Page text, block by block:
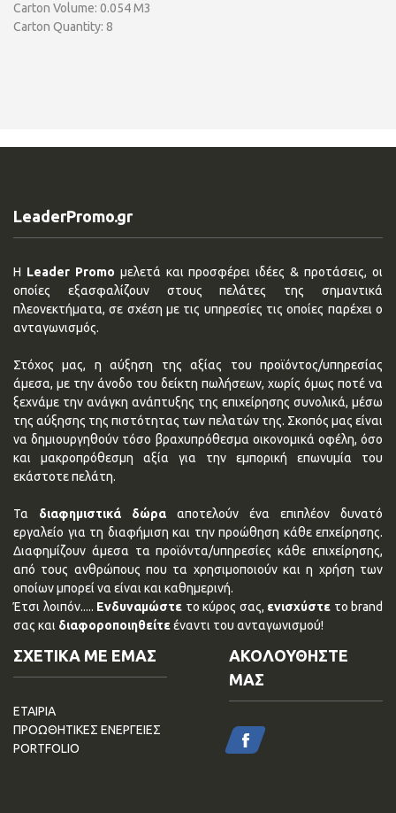
Carton Volume: 0.054 M3
Carton Quantity: 8
LeaderPromo.gr
Η Leader Promo μελετά και προσφέρει ιδέες & προτάσεις, οι
οποίες εξασφαλίζουν στους πελάτες της σημαντικά
πλεονεκτήματα, σε σχέση με τις υπηρεσίες τις οποίες παρέχει ο
ανταγωνισμός.
Στόχος μας, η αύξηση της αξίας του προϊόντος/υπηρεσίας
άμεσα, με την άνοδο του δείκτη πωλήσεων, χωρίς όμως ποτέ να
ξεχνάμε την ανάγκη ανάπτυξης της επιχείρησης συνολικά, μέσω
της αύξησης της πιστότητας των πελατών της. Σκοπός μας είναι
να δημιουργηθούν τόσο βραχυπρόθεσμα οικονομικά οφέλη, όσο
και μακροπρόθεσμη αξία για την εμπορική επωνυμία του
εκάστοτε πελάτη.
Τα διαφημιστικά δώρα αποτελούν ένα επιπλέον δυνατό
εργαλείο για τη διαφήμιση και την προώθηση κάθε επχείρησης.
Διαφημίζουν άμεσα τα προϊόντα/υπηρεσίες κάθε επιχείρησης,
από τους ανθρώπους που τα χρησιμοποιούν και η χρήση των
οποίων μπορεί να είναι και καθημερινή.
Έτσι λοιπόν..... Ενδυναμώστε το κύρος σας, ενισχύστε το brand
σας και διαφοροποιηθείτεέναντι του ανταγωνισμού!
ΣΧΕΤΙΚΑ ΜΕ ΕΜΑΣ
ΕΤΑΙΡΙΑ
ΠΡΟΩΘΗΤΙΚΕΣ ΕΝΕΡΓΕΙΕΣ
PORTFOLIO
ΑΚΟΛΟΥΘΗΣΤΕ
ΜΑΣ